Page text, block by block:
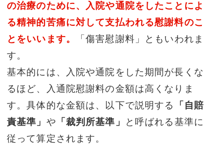
の治療のために、入院や通院をしたことによ
る精神的苦痛に対して支払われる慰謝料のこ
とをいいます。
「傷害慰謝料」ともいわれま
す。
基本的には、入院や通院をした期間が長くな
るほど、入通院慰謝料の金額は高くなりま
す。具体的な金額は、以下で説明する
「自賠
責基準」 や 「裁判所基準」
と呼ばれる基準に
従って算定されます。